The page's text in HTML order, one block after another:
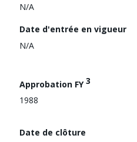
N/A
Date d'entrée en vigueur
N/A
Approbation FY3
1988
Date de clôture